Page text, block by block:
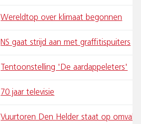
Wereldtop over klimaat begonnen
NS gaat strijd aan met graffitispuiters
Tentoonstelling 'De aardappeleters'
70 jaar televisie
Vuurtoren Den Helder staat op